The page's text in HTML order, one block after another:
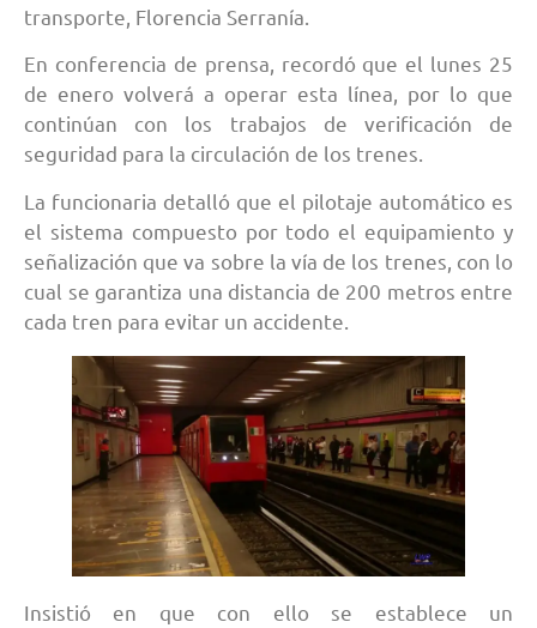
transporte, Florencia Serranía.
En conferencia de prensa, recordó que el lunes 25
de enero volverá a operar esta línea, por lo que
continúan con los trabajos de verificación de
seguridad para la circulación de los trenes.
La funcionaria detalló que el pilotaje automático es
el sistema compuesto por todo el equipamiento y
señalización que va sobre la vía de los trenes, con lo
cual se garantiza una distancia de 200 metros entre
cada tren para evitar un accidente.
Insistió en que con ello se establece un